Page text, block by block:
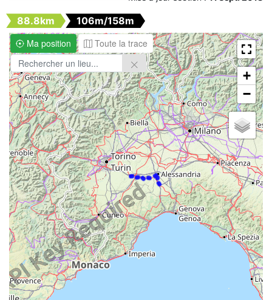
88.8km
106m/158m
Ma position
Toute la trace
+
−